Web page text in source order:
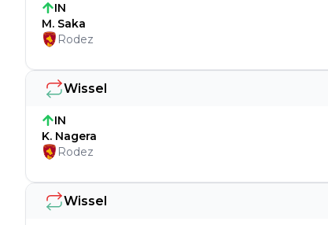
Wissel
Wissel
IN
K. Nagera
Rodez
IN
M. Saka
Rodez